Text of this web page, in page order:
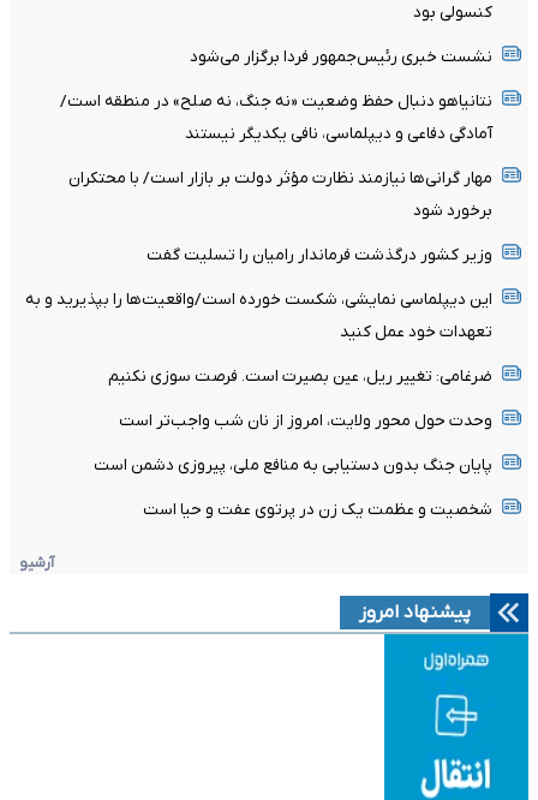
کنسولی بود
نشست خبری رئیس‌جمهور فردا برگزار می‌شود
نتانیاهو دنبال حفظ وضعیت «نه جنگ، نه صلح» در منطقه است/
آمادگی دفاعی و دیپلماسی، نافی یکدیگر نیستند
مهار گرانی‌ها نیازمند نظارت مؤثر دولت بر بازار است/ با محتکران
برخورد شود
وزیر کشور درگذشت فرماندار رامیان را تسلیت گفت
این دیپلماسی نمایشی، شکست خورده است/واقعیت‌ها را بپذیرید و به
تعهدات خود عمل کنید
ضرغامی: تغییر ریل، عین بصیرت است. فرصت سوزی نکنیم
وحدت حول محور ولایت، امروز از نان شب واجب‌تر است
پایان جنگ بدون دستیابی به منافع ملی، پیروزی دشمن است
شخصیت و عظمت یک زن در پرتوی عفت و حیا است
آرشیو
پیشنهاد امروز